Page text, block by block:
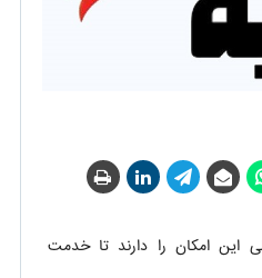
این امکان را دارند تا خدمت